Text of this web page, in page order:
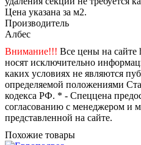
Цена указана за м2.
Производитель
Албес
Внимание!!! Все цены на сайте
носят исключительно
каких условиях не являются
определяемой положениями
кодекса РФ. * - Спеццена
согласованию с менеджером и
представленной на сайте.
Похожие товары